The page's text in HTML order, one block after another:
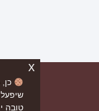
שיפעל
טובה
x